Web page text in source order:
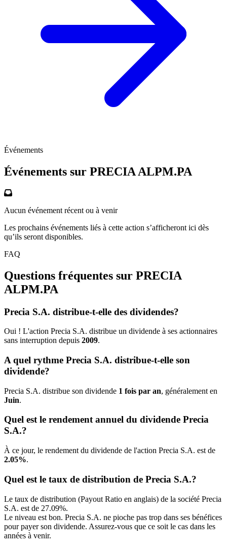
Événements
Événements sur PRECIA ALPM.PA
Aucun événement récent ou à venir
Les prochains événements liés à cette action s’afficheront ici dès
qu’ils seront disponibles.
FAQ
Questions fréquentes sur PRECIA
ALPM.PA
Precia S.A. distribue-t-elle des dividendes?
Oui ! L'action Precia S.A. distribue un dividende à ses actionnaires
sans interruption depuis 2009.
A quel rythme Precia S.A. distribue-t-elle son
dividende?
Precia S.A. distribue son dividende 1 fois par an, généralement en
Juin.
Quel est le rendement annuel du dividende Precia
S.A.?
À ce jour, le rendement du dividende de l'action Precia S.A. est de
2.05%.
Quel est le taux de distribution de Precia S.A.?
Le taux de distribution (Payout Ratio en anglais) de la société Precia
S.A. est de 27.09%.
Le niveau est bon. Precia S.A. ne pioche pas trop dans ses bénéfices
pour payer son dividende. Assurez-vous que ce soit le cas dans les
années à venir.